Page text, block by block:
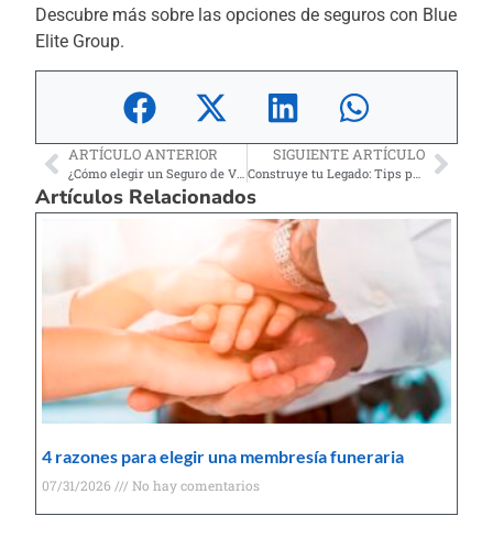
Descubre más sobre las opciones de seguros con Blue
Elite Group.
ARTÍCULO ANTERIOR
¿Cómo elegir un Seguro de Vida?
SIGUIENTE ARTÍCULO
Construye tu Legado: Tips para la Comunidad Latina.
Artículos Relacionados
4 razones para elegir una membresía funeraria
07/31/2026 No hay comentarios